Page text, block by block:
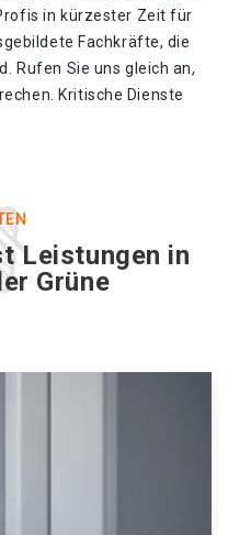
in kürzester Zeit für
Fachkräfte, die
Rufen Sie uns gleich an,
Kritische Dienste
Leistungen in
Grüne